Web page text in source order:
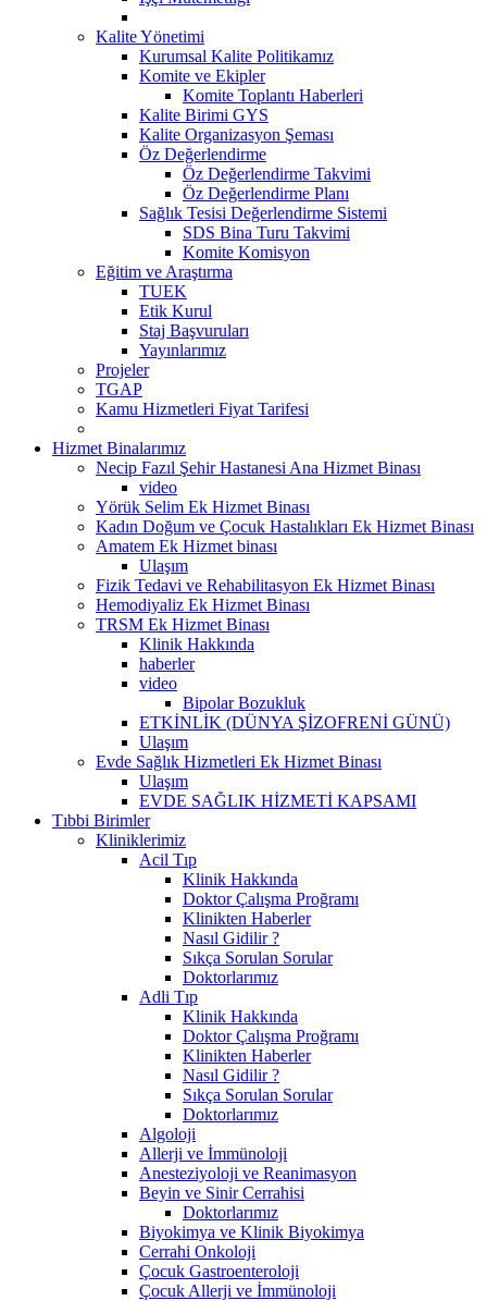
Kalite Yönetimi
Kurumsal Kalite Politikamız
Komite ve Ekipler
Komite Toplantı Haberleri
Kalite Birimi GYS
Kalite Organizasyon Şeması
Öz Değerlendirme
Öz Değerlendirme Takvimi
Öz Değerlendirme Planı
Sağlık Tesisi Değerlendirme Sistemi
SDS Bina Turu Takvimi
Komite Komisyon
Eğitim ve Araştırma
TUEK
Etik Kurul
Staj Başvuruları
Yayınlarımız
Projeler
TGAP
Kamu Hizmetleri Fiyat Tarifesi
Hizmet Binalarımız
Necip Fazıl Şehir Hastanesi Ana Hizmet Binası
video
Yörük Selim Ek Hizmet Binası
Kadın Doğum ve Çocuk Hastalıkları Ek Hizmet Binası
Amatem Ek Hizmet binası
Ulaşım
Fizik Tedavi ve Rehabilitasyon Ek Hizmet Binası
Hemodiyaliz Ek Hizmet Binası
TRSM Ek Hizmet Binası
Klinik Hakkında
haberler
video
Bipolar Bozukluk
ETKİNLİK (DÜNYA ŞİZOFRENİ GÜNÜ)
Ulaşım
Evde Sağlık Hizmetleri Ek Hizmet Binası
Ulaşım
EVDE SAĞLIK HİZMETİ KAPSAMI
Tıbbi Birimler
Kliniklerimiz
Acil Tıp
Klinik Hakkında
Doktor Çalışma Proğramı
Klinikten Haberler
Nasıl Gidilir ?
Sıkça Sorulan Sorular
Doktorlarımız
Adli Tıp
Klinik Hakkında
Doktor Çalışma Proğramı
Klinikten Haberler
Nasıl Gidilir ?
Sıkça Sorulan Sorular
Doktorlarımız
Algoloji
Allerji ve İmmünoloji
Anesteziyoloji ve Reanimasyon
Beyin ve Sinir Cerrahisi
Doktorlarımız
Biyokimya ve Klinik Biyokimya
Cerrahi Onkoloji
Çocuk Gastroenteroloji
Çocuk Allerji ve İmmünoloji